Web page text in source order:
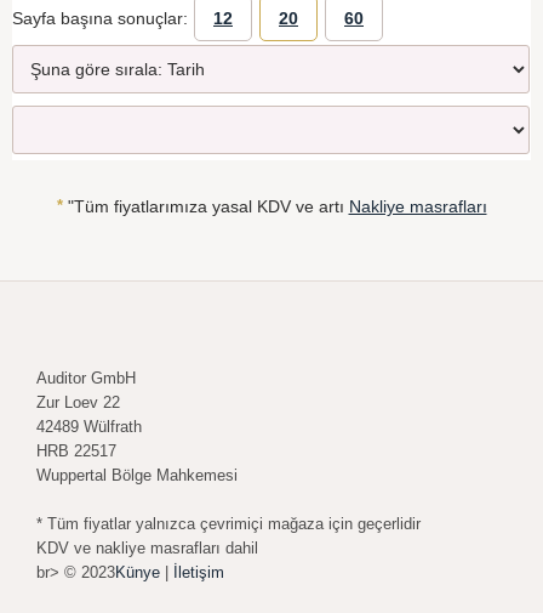
Sayfa başına sonuçlar: 12 20 60
*"Tüm fiyatlarımıza yasal KDV ve artı Nakliye masrafları
Auditor GmbH
Zur Loev 22
42489 Wülfrath
HRB 22517
Wuppertal Bölge Mahkemesi
* Tüm fiyatlar yalnızca çevrimiçi mağaza için geçerlidir
KDV ve nakliye masrafları dahil
br> © 2023Künye | İletişim